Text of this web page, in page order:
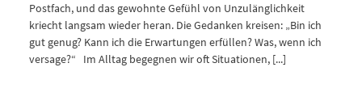
Postfach, und das gewohnte Gefühl von Unzulänglichkeit
kriecht langsam wieder heran. Die Gedanken kreisen: „Bin ich
gut genug? Kann ich die Erwartungen erfüllen? Was, wenn ich
versage?“ Im Alltag begegnen wir oft Situationen, [...]